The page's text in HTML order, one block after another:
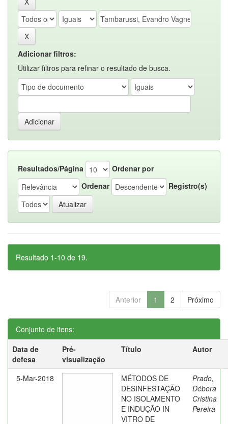
Adicionar filtros:
Utilizar filtros para refinar o resultado de busca.
Resultados/Página
Ordenar por
Ordenar
Registro(s)
Resultado 1-10 de 19.
Anterior 1 2 Próximo
Conjunto de itens:
Data de
defesa
Pré-
visualização
Título Autor
5-Mar-2018
MÉTODOS DE
DESINFESTAÇÃO
NO ISOLAMENTO
E INDUÇÃO IN
VITRO DE
Prado,
Débora
Cristina
Pereira